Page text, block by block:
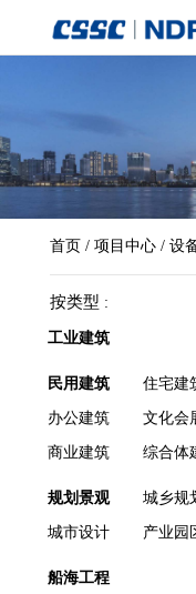
首页 / 项目中心 / 设
按类型
工业建筑
民用建筑 住宅建
办公建筑 文化会
商业建筑 综合体
规划景观 城乡规
城市设计 产业园
船海工程